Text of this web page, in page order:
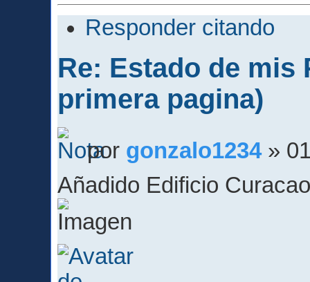
Responder citando
Re: Estado de mis
primera pagina)
por gonzalo1234»
Añadido Edificio